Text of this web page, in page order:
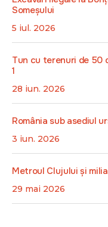
Someșului
5 iul. 2026
Tun cu terenuri de 50
1
28 iun. 2026
România sub asediul
3 iun. 2026
Metroul Clujului și
29 mai 2026